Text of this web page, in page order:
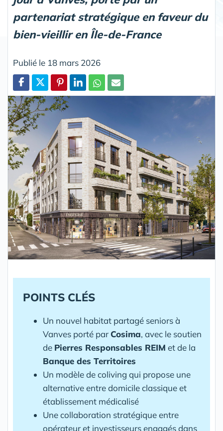
partenariat stratégique en faveur du
bien-vieillir en Île-de-France
Publié le 18 mars 2026
Partager
POINTS CLÉS
Un nouvel habitat partagé seniors à
Vanves porté par Cosima, avec le soutien
de Pierres Responsables REIM et de la
Banque des Territoires
Un modèle de coliving qui propose une
alternative entre domicile classique et
établissement médicalisé
Une collaboration stratégique entre
opérateur et investisseurs engagés dans